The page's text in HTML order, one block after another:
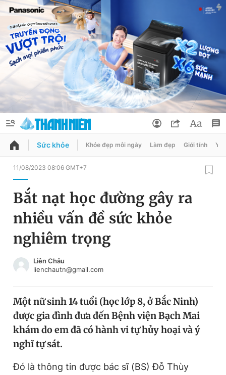
QUẢNG CÁO ĐẶT BÁO
Chuyên mục
Chuyên mục khác
Chào ngày mới
Video Magazine
Sản phẩm khác
Đổi mật khẩu
Tin đã lưu
Tin đã xem
Sức khỏe Khỏe đẹp mỗi ngày Làm đẹp Giới tính Y
11/08/2023 08:06 GMT+7
Bắt nạt học đường gây ra
nhiều vấn đề sức khỏe
nghiêm trọng
Liên Châu
lienchautn@gmail.com
Một nữ sinh 14 tuổi (học lớp 8, ở Bắc Ninh)
được gia đình đưa đến Bệnh viện Bạch Mai
khám do em đã có hành vi tự hủy hoại và ý
nghĩ tự sát.
Đó là thông tin được bác sĩ (BS) Đỗ Thùy